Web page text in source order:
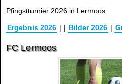
Pfingstturnier 2026 in Lermoos
Ergebnis 2026 | | Bilder 2026 |
FC Lermoos